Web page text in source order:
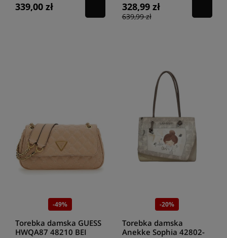
339,00 zł 328,99 zł
639,99 zł
-49%
Torebka damska GUESS
HWQA87 48210 BEI
-20%
Torebka damska
Anekke Sophia 42802-